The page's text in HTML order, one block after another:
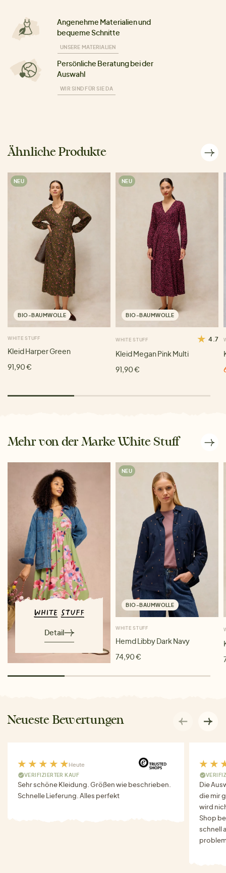
Angenehme Materialien und
bequeme Schnitte
UNSERE MATERIALIEN
Persönliche Beratung bei der
Auswahl
WIR SIND FÜR SIE DA
Ähnliche Produkte
NEU
BIO-BAUMWOLLE
WHITE STUFF
Kleid Harper Green
91,90 €
NEU
BIO-BAUMWOLLE
WHITE STUFF 4.7
Kleid Megan Pink Multi
91,90 €
Mehr von der Marke White Stuff
Detail
NEU
BIO-BAUMWOLLE
WHITE STUFF
Hemd Libby Dark Navy
74,90 €
Neueste Bewertungen
Heute
VERIFIZIERTER KAUF
Sehr schöne Kleidung. Größen wie beschrieben.
Schnelle Lieferung. Alles perfekt
Die
die mir
wird
Shop
schnell